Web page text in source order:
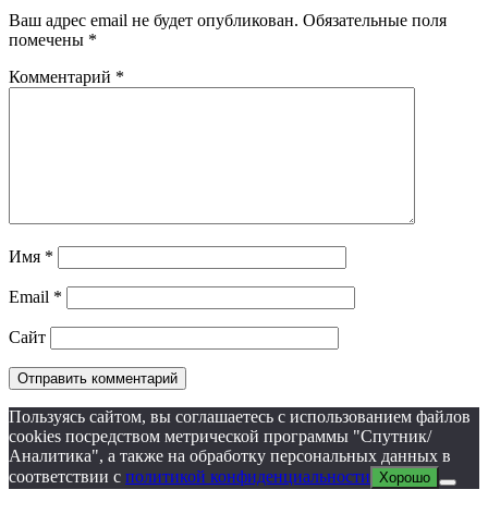
Ваш адрес email не будет опубликован. Обязательные поля
помечены *
Комментарий *
Имя *
Email *
Сайт
Пользуясь сайтом, вы соглашаетесь с использованием файлов
cookies посредством метрической программы "Спутник/
Аналитика", а также на обработку персональных данных в
соответствии с политикой конфиденциальности Хорошо